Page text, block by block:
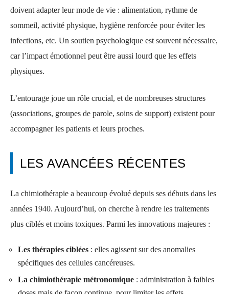
doivent adapter leur mode de vie : alimentation, rythme de
sommeil, activité physique, hygiène renforcée pour éviter les
infections, etc. Un soutien psychologique est souvent nécessaire,
car l’impact émotionnel peut être aussi lourd que les effets
physiques.
L’entourage joue un rôle crucial, et de nombreuses structures
(associations, groupes de parole, soins de support) existent pour
accompagner les patients et leurs proches.
LES AVANCÉES RÉCENTES
La chimiothérapie a beaucoup évolué depuis ses débuts dans les
années 1940. Aujourd’hui, on cherche à rendre les traitements
plus ciblés et moins toxiques. Parmi les innovations majeures :
Les thérapies ciblées : elles agissent sur des anomalies
spécifiques des cellules cancéreuses.
La chimiothérapie métronomique : administration à faibles